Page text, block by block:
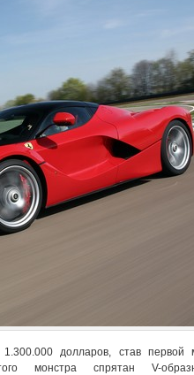
долларов, став
монстра спрятан V-